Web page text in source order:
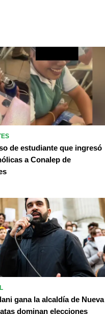
de estudiante que ingresó
a Conalep de
gana la alcaldía de Nueva
dominan elecciones